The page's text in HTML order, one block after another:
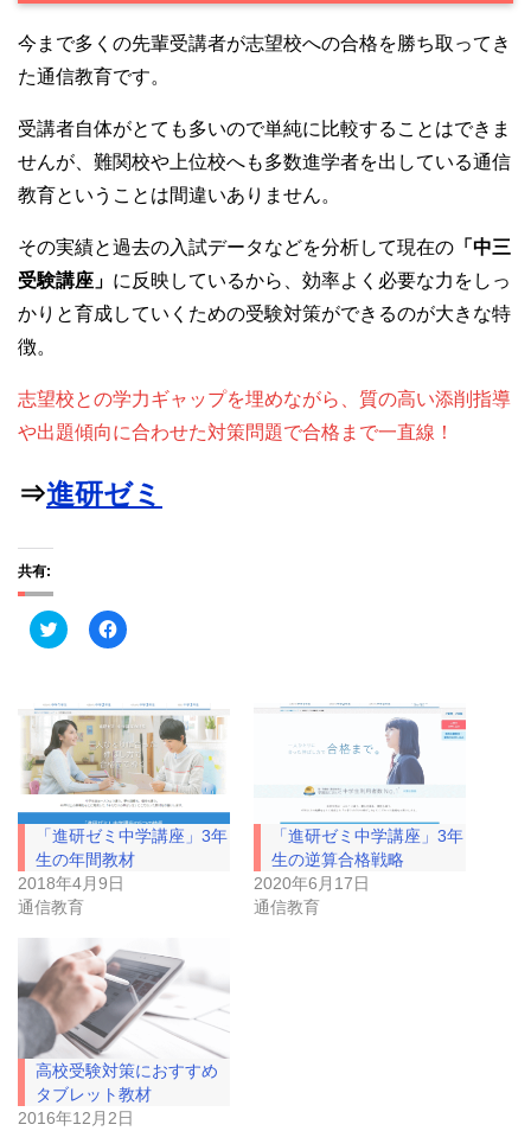
今まで多くの先輩受講者が志望校への合格を勝ち取ってき
た通信教育です。
受講者自体がとても多いので単純に比較することはできま
せんが、難関校や上位校へも多数進学者を出している通信
教育ということは間違いありません。
その実績と過去の入試データなどを分析して現在の 「中三
受験講座」 に反映しているから、効率よく必要な力をしっ
かりと育成していくための受験対策ができるのが大きな特
徴。
志望校との学力ギャップを埋めながら、質の高い添削指導
や出題傾向に合わせた対策問題で合格まで一直線！
⇒進研ゼミ
共有:
ク
リ
て
T
w
i
t
e
r
で
共
有
(
新
し
い
ィ
ン
ド
ウ
で
開
き
ま
す
)
F
a
o
o
k
で
共
有
す
る
に
は
ク
リ
ッ
く
だ
さ
い
(
新
し
い
ウ
ィ
ン
ド
「進研ゼミ中学講座」3年
生の年間教材
2018年4月9日
通信教育
「進研ゼミ中学講座」3年
生の逆算合格戦略
2020年6月17日
通信教育
高校受験対策におすすめ
タブレット教材
2016年12月2日